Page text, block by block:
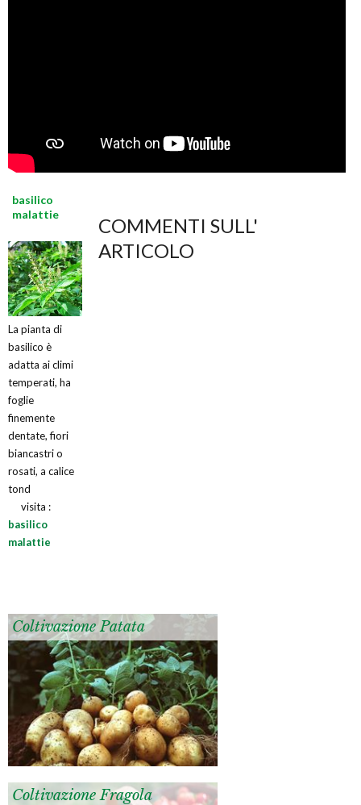
basilico
malattie
La pianta di
basilico è
adatta ai climi
temperati, ha
foglie
finemente
dentate, fiori
biancastri o
rosati, a calice
tond
visita :
basilico
malattie
COMMENTI SULL'
ARTICOLO
Coltivazione Patata
Coltivazione Fragola